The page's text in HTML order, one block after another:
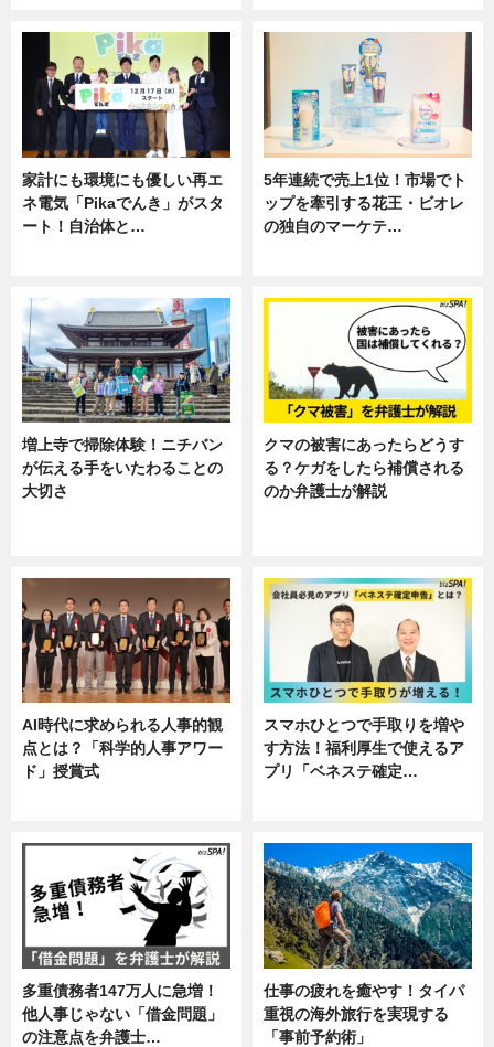
家計にも環境にも優しい再エ
ネ電気「Pikaでんき」がスタ
ート！自治体と…
5年連続で売上1位！市場でト
ップを牽引する花王・ビオレ
の独自のマーケテ…
増上寺で掃除体験！ニチバン
が伝える手をいたわることの
大切さ
クマの被害にあったらどうす
る？ケガをしたら補償される
のか弁護士が解説
AI時代に求められる人事的観
点とは？「科学的人事アワー
ド」授賞式
スマホひとつで手取りを増や
す方法！福利厚生で使えるア
プリ「ベネステ確定…
多重債務者147万人に急増！
他人事じゃない「借金問題」
の注意点を弁護士…
仕事の疲れを癒やす！タイパ
重視の海外旅行を実現する
「事前予約術」